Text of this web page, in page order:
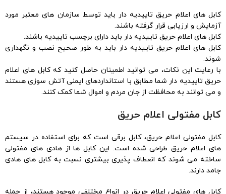
کابل های اعلام حریق تاییدیه دار باید توسط سازمان های معتبر مورد
آزمایش و ارزیابی قرار گرفته باشند.
کابل های اعلام حریق تاییدیه دار باید دارای برچسب تاییدیه باشند.
کابل های اعلام حریق تاییدیه دار باید به طور صحیح نصب و نگهداری
شوند.
با رعایت این نکات، می توانید اطمینان حاصل کنید که کابل های اعلام
حریق تاییدیه دار شما مطابق با استانداردهای ایمنی آتش سوزی هستند
و می توانند به محافظت از جان مردم و اموال شما کمک کنند.
کابل مفتولی اعلام حریق
کابل مفتولی اعلام حریق، کابل برقی است که برای استفاده در سیستم
های اعلام حریق طراحی شده است. این کابل ها از هادی های مفتولی
ساخته می شوند که انعطاف پذیری بیشتری نسبت به کابل های هادی
جامد دارند.
کابل های مفتولی اعلام حریق در انواع مختلفی موجود هستند، از جمله